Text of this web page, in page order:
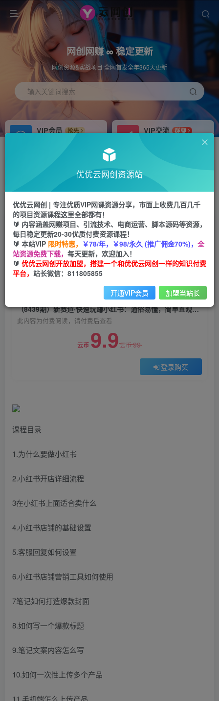
网创网赚 ∞ 稳定更新
网创资源&实战项目 全网首发全年365天更新
输入关键词搜索
VIP会员
抢先
免费下载全站资源
VIP交流
群聊
研究探讨更多创业项目路子。
站长V：hu91275
推荐
首页 中创网 正文
（8439期）新赛道·快速玩赚小红书：通俗易懂，
简单直观，涨粉变现（35节课）
优优云网创
2年前发布
关注 私信
（8439期）新赛道·快速玩赚小红书：通俗易懂，简单直观，涨粉变现（35节课）
此内容为付费阅读，请付费后查看
云币 9.9云币99
登录购买
课程目录
1.为什么要做小红书
2.小红书开店详细流程
3在小红书上面适合卖什么
4.小红书店铺的基础设置
5.客服回复如何设置
6.小红书店铺营销工具如何使用
7笔记如何打造爆款封面
8.如何写一个爆款标题
9.笔记文案内容怎么写
10.如何一次性上传多个产品
11.手机端怎么上传产品
优优云网创资源站
优优云网创 | 专注优质VIP网课资源分享，市面上收费几百几千
的项目资源课程这里全部都有！
🔰 内容涵盖网赚项目、引流技术、电商运营、脚本源码等资源，
每日稳定更新20-30优质付费资源课程！
🔰 本站VIP 限时特惠， ￥78/年，￥98/永久 (推广佣金70%)， 全
站资源免费下载， 每天更新，欢迎加入！
🔰 优优云网创开放加盟，搭建一个和优优云网创一样的知识付费
平台， 站长微信：811805855
开通VIP会员 加盟当站长